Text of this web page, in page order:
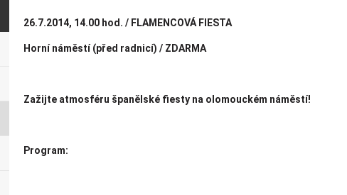
26.7.2014, 14.00 hod. / FLAMENCOVÁ FIESTA
Horní náměstí (před radnicí) / ZDARMA
Zažijte atmosféru španělské fiesty na olomouckém náměstí!
Program: